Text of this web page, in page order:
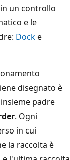
un controllo
e le
Docke
disegnato è
padre
. Ogni
in cui
la raccolta è